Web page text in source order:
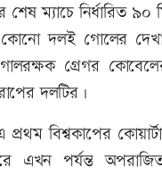
ম্যাচে নির্ধারিত ৯০
কোনো দলই গোলের
গ্রেগর
দলটির।
বিশ্বকাপের
এখন পর্যন্ত